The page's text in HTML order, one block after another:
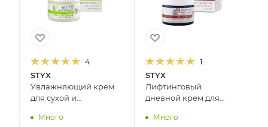
4
STYX
Увлажняющий крем
для сухой и
РОМАШКА STYX, 50 мл
Много
1
STYX
Лифтинговый
дневной крем для
РОЗОВЫЙ САД STYX,
Много